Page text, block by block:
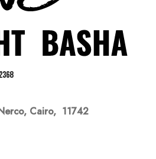
Cairo, 11742